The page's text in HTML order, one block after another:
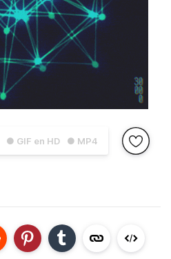
● GIF en HD ● MP4